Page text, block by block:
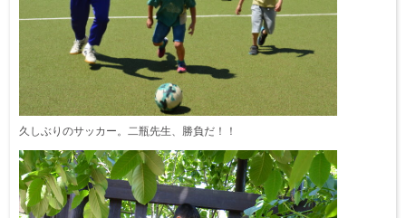
久しぶりのサッカー。二瓶先生、勝負だ！！